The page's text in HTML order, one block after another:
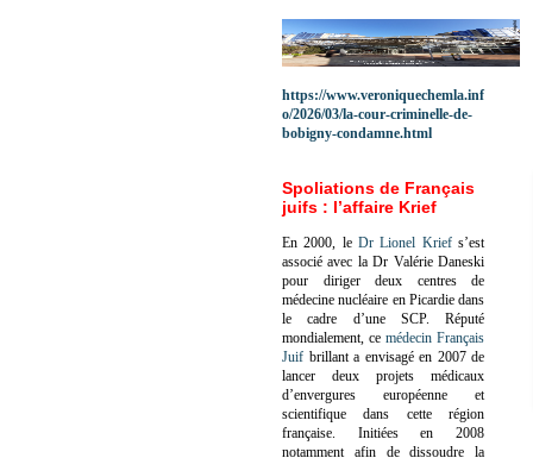
https://www.veroniquechemla.inf
o/2026/03/la-cour-criminelle-de-
bobigny-condamne.html
Spoliations de Français
juifs : l’affaire Krief
En 2000, le Dr Lionel Kriefs’est
associé avec la Dr Valérie Daneski
pour diriger deux centres de
médecine nucléaire en Picardie dans
le cadre d’une SCP. Réputé
mondialement, ce médecin Français
Juif brillant a envisagé en 2007 de
lancer deux projets médicaux
d’envergures européenne et
scientifique dans cette région
française. Initiées en 2008
notamment afin de dissoudre la